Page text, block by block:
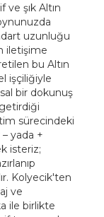
şık Altın
uzunluğu
iletişime
bu Altın
işçiliğiyle
bir dokunuş
sürecindeki
yada +
isteriz;
Kolyecik'ten
ve
ile birlikte